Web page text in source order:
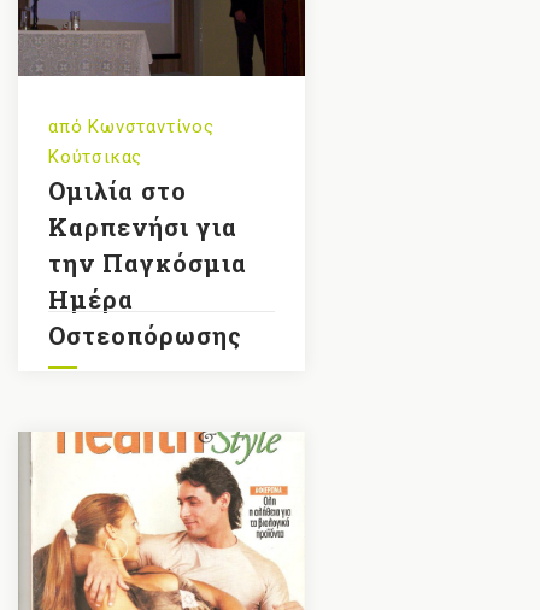
απόΚωνσταντίνος
Κούτσικας
Ομιλία στο
Καρπενήσι για
την Παγκόσμια
Ημέρα
Οστεοπόρωσης